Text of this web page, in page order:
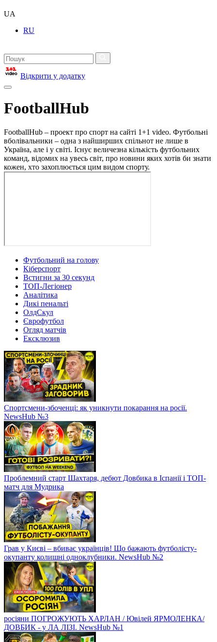
UA
RU
Відкрити у додатку
FootballHub
FootballHub – проект про спорт на сайті 1+1 video. Футбольні
вболівальники – одна з найширших спільнот не лише в
Україна, але і у світі. Існує величезна кількість футбольних
команд, відомих на увесь світ, про новини яких хотів би знати
кожен, хто захоплюється цим видом спорту.
Футбольний на голову
Кіберспорт
Встигни за 30 секунд
ТОП-Легіонер
Аналітика
Дикі пенальті
ОлдСкул
Єврофутбол
Огляд матчів
Ексклюзив
Спортсмени-збоченці: як уникнути покарання на росії.
NewsHub №3
Проблемний старт Шахтаря, дебют Довбика в Іспанії і ТОП-
матч для Мудрика
Грав у Києві – вбиває українців! Що бажають футболісту-
окупанту колишні одноклубники. NewsHub №2
росіяни ПОГРОЖУЮТЬ ХАРЛАН / Ювілей ЯРМОЛЕНКА/
ДОВБИК - у ЛА ЛІЗІ. NewsHub №1